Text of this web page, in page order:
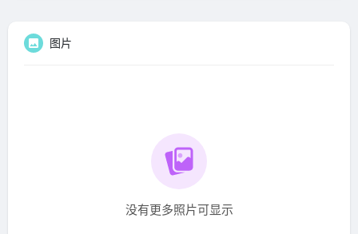
图片
没有更多照片可显示